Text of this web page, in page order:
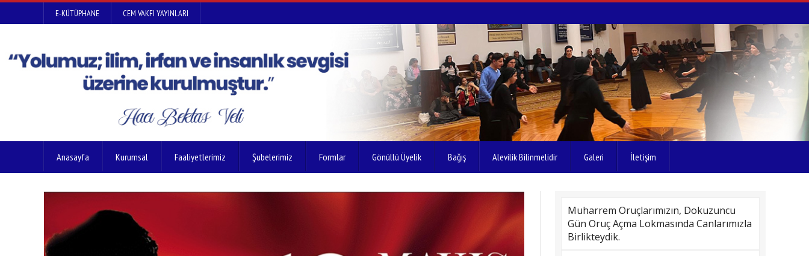
E-KÜTÜPHANE CEM VAKFI YAYINLARI
Anasayfa Kurumsal Faaliyetlerimiz Şubelerimiz Formlar Gönüllü Üyelik Bağış Alevilik Bilinmelidir Galeri İletişim
Muharrem Oruçlarımızın, Dokuzuncu
Gün Oruç Açma Lokmasında Canlarımızla
Birlikteydik.